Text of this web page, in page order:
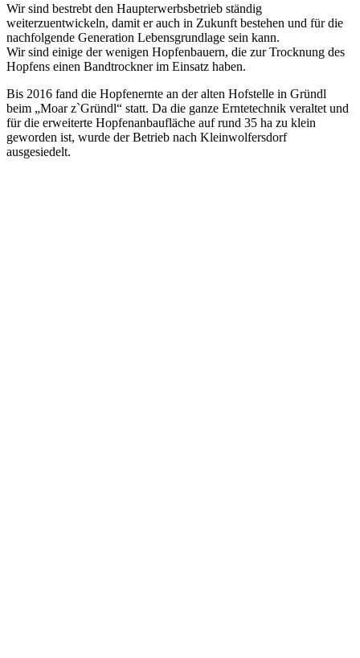
Wir sind bestrebt den Haupterwerbsbetrieb ständig
weiterzuentwickeln, damit er auch in Zukunft bestehen und für die
nachfolgende Generation Lebensgrundlage sein kann.
Wir sind einige der wenigen Hopfenbauern, die zur Trocknung des
Hopfens einen Bandtrockner im Einsatz haben.
Bis 2016 fand die Hopfenernte an der alten Hofstelle in Gründl
beim „Moar z`Gründl“ statt. Da die ganze Erntetechnik veraltet und
für die erweiterte Hopfenanbaufläche auf rund 35 ha zu klein
geworden ist, wurde der Betrieb nach Kleinwolfersdorf
ausgesiedelt.